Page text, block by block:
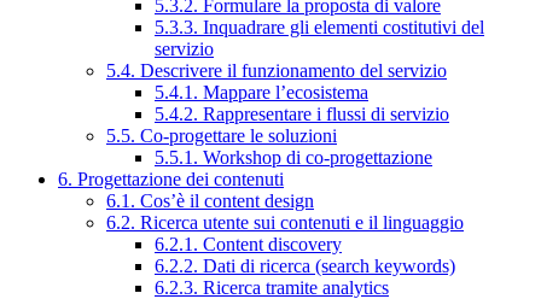
5.3.2. Formulare la proposta di valore
5.3.3. Inquadrare gli elementi costitutivi del
servizio
5.4. Descrivere il funzionamento del servizio
5.4.1. Mappare l’ecosistema
5.4.2. Rappresentare i flussi di servizio
5.5. Co-progettare le soluzioni
5.5.1. Workshop di co-progettazione
6. Progettazione dei contenuti
6.1. Cos’è il content design
6.2. Ricerca utente sui contenuti e il linguaggio
6.2.1. Content discovery
6.2.2. Dati di ricerca (search keywords)
6.2.3. Ricerca tramite analytics